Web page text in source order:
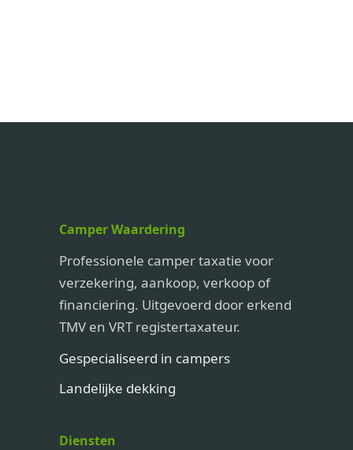
Camper Waardering
Professionele camper taxatie voor
verzekering, aankoop, verkoop of
financiering. Uitgevoerd door erkend
TMV en VRT registertaxateur.
Gespecialiseerd in campers
Landelijke dekking
Diensten